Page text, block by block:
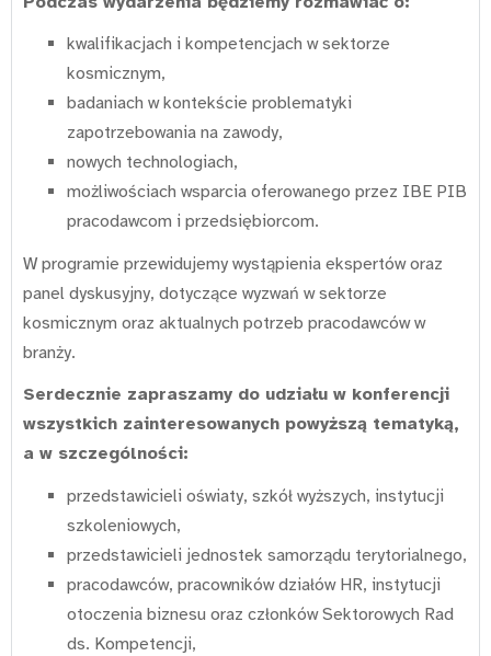
kwalifikacjach i kompetencjach w sektorze
kosmicznym,
badaniach w kontekście problematyki
zapotrzebowania na zawody,
nowych technologiach,
możliwościach wsparcia oferowanego przez IBE PIB
pracodawcom i przedsiębiorcom.
W programie przewidujemy wystąpienia ekspertów oraz
panel dyskusyjny, dotyczące wyzwań w sektorze
kosmicznym oraz aktualnych potrzeb pracodawców w
branży.
Serdecznie zapraszamy do udziału w konferencji
wszystkich zainteresowanych powyższą tematyką,
a w szczególności:
przedstawicieli oświaty, szkół wyższych, instytucji
szkoleniowych,
przedstawicieli jednostek samorządu terytorialnego,
pracodawców, pracowników działów HR, instytucji
otoczenia biznesu oraz członków Sektorowych Rad
ds. Kompetencji,